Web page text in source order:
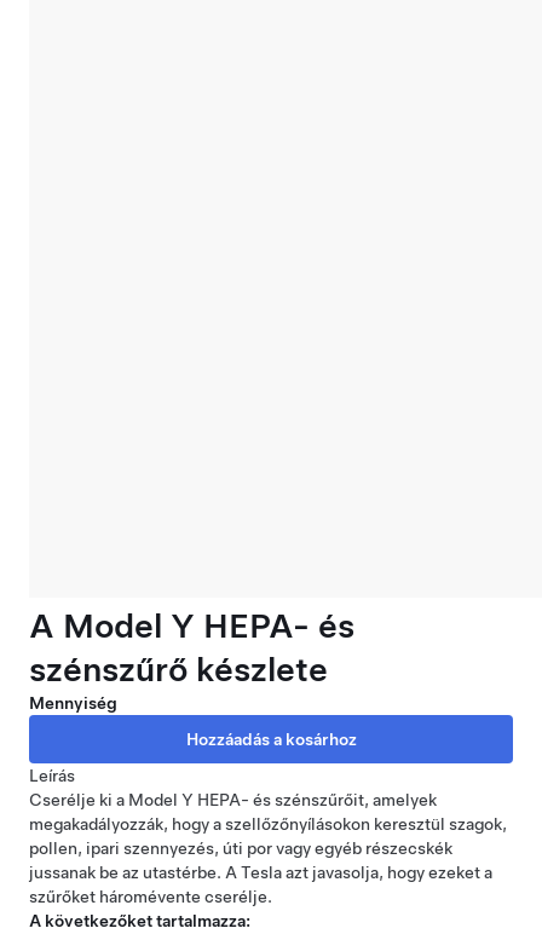
A Model Y HEPA- és
szénszűrő készlete
Mennyiség
Leírás
Cserélje ki a Model Y HEPA- és szénszűrőit, amelyek
megakadályozzák, hogy a szellőzőnyílásokon keresztül szagok,
pollen, ipari szennyezés, úti por vagy egyéb részecskék
jussanak be az utastérbe. A Tesla azt javasolja, hogy ezeket a
szűrőket háromévente cserélje.
A következőket tartalmazza: